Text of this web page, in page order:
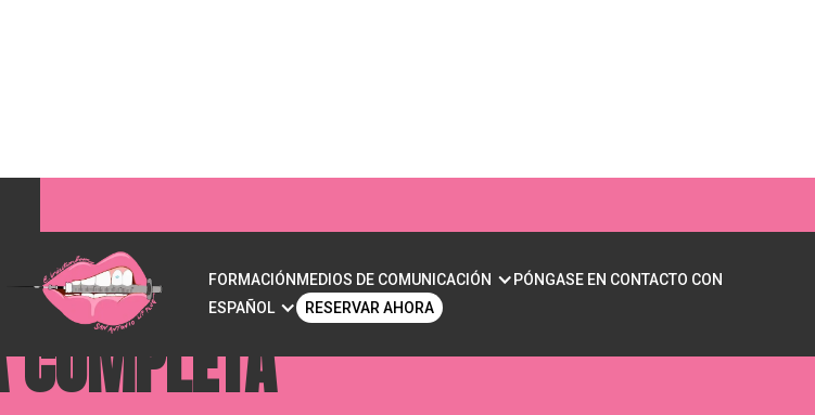
FORMACIÓNMEDIOS DE COMUNICACIÓN
PÓNGASE EN CONTACTO CON
ESPAÑOL
RESERVAR AHORA
LA MANDÍBULA EN HOMBRES: